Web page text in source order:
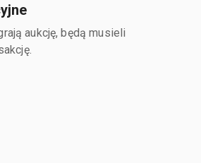
aukcję, będą musieli